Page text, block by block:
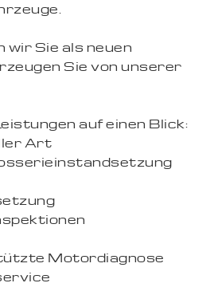
wir Sie als neuen
Sie von unserer
auf einen Blick:
Art
Motordiagnose